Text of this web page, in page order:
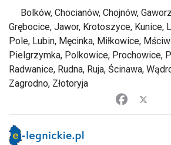
Bolków, Chocianów, Chojnów,
Grębocice, Jawor, Krotoszyce, Kunice,
Pole, Lubin, Męcinka, Miłkowice,
Pielgrzymka, Polkowice, Prochowice,
Radwanice, Rudna, Ruja, Ścinawa,
Zagrodno, Złotoryja